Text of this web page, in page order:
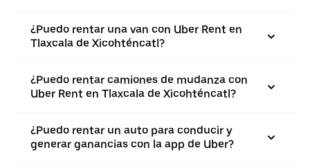
¿Puedo rentar una van con Uber Rent en
Tlaxcala de Xicohténcatl?
¿Puedo rentar camiones de mudanza con
Uber Rent en Tlaxcala de Xicohténcatl?
¿Puedo rentar un auto para conducir y
generar ganancias con la app de Uber?